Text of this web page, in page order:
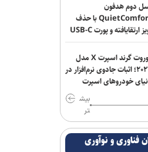
حقیقت در شب ابهام
ها هستند
خبرنگاری زیربنای
و هوشمندانه در
و مهارتی دانشگاه
روز خبرنگار
دوم هدفون
QuietComfort با حذف
نویز ارتقایافته و پورت USB-C
شد
کوروت گرند اسپرت X مدل
۲۰۲۷؛ اثبات جادوی نرم‌افزار در
خودروهای اسپرت
بیش
تر
فناوری و نوآوری